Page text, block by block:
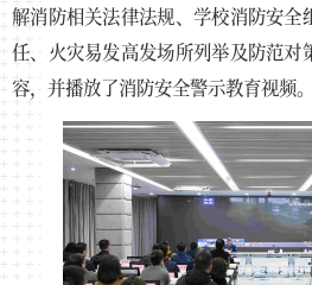
解消防相关法律法规、学校消防安全
任、火灾易发高发场所列举及防范对
容，并播放了消防安全警示教育视频。